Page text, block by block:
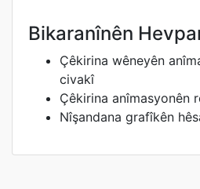
Bikaranînên
Çêkirina wêneyên
civakî
Çêkirina anîmasyonên
Nîşandana grafîkên